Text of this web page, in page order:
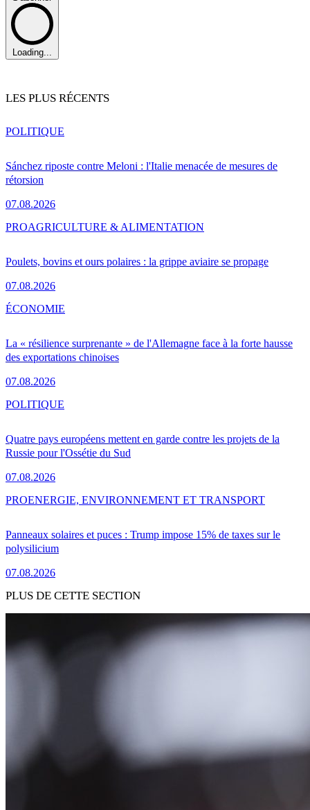
Loading...
LES PLUS RÉCENTS
Sánchez riposte contre Meloni : l'Italie menacée de mesures de
rétorsion
07.08.2026
POLITIQUE
Poulets, bovins et ours polaires : la grippe aviaire se propage
07.08.2026
PROAGRICULTURE & ALIMENTATION
La « résilience surprenante » de l'Allemagne face à la forte hausse
des exportations chinoises
07.08.2026
ÉCONOMIE
Quatre pays européens mettent en garde contre les projets de la
Russie pour l'Ossétie du Sud
07.08.2026
POLITIQUE
Panneaux solaires et puces : Trump impose 15% de taxes sur le
polysilicium
07.08.2026
PROENERGIE, ENVIRONNEMENT ET TRANSPORT
PLUS DE CETTE SECTION